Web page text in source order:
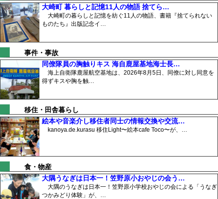
大崎町 暮らしと記憶11人の物語 捨てら…
大崎町の暮らしと記憶を紡ぐ11人の物語、書籍『捨てられない
ものたち』出版記念イ…
事件・事故
同僚隊員の胸触りキス 海自鹿屋基地海士長…
海上自衛隊鹿屋航空基地は、2026年8月5日、同僚に対し同意を
得ずキスや胸を触…
移住・田舎暮らし
絵本や音楽介し移住者同士の情報交換や交流…
kanoya.de.kurasu 移住Light〜絵本cafe Toco〜が、…
食・物産
大隅うなぎは日本一！笠野原小おやじの会う…
大隅のうなぎは日本一！笠野原小学校おやじの会による「うなぎ
つかみどり体験」が、…